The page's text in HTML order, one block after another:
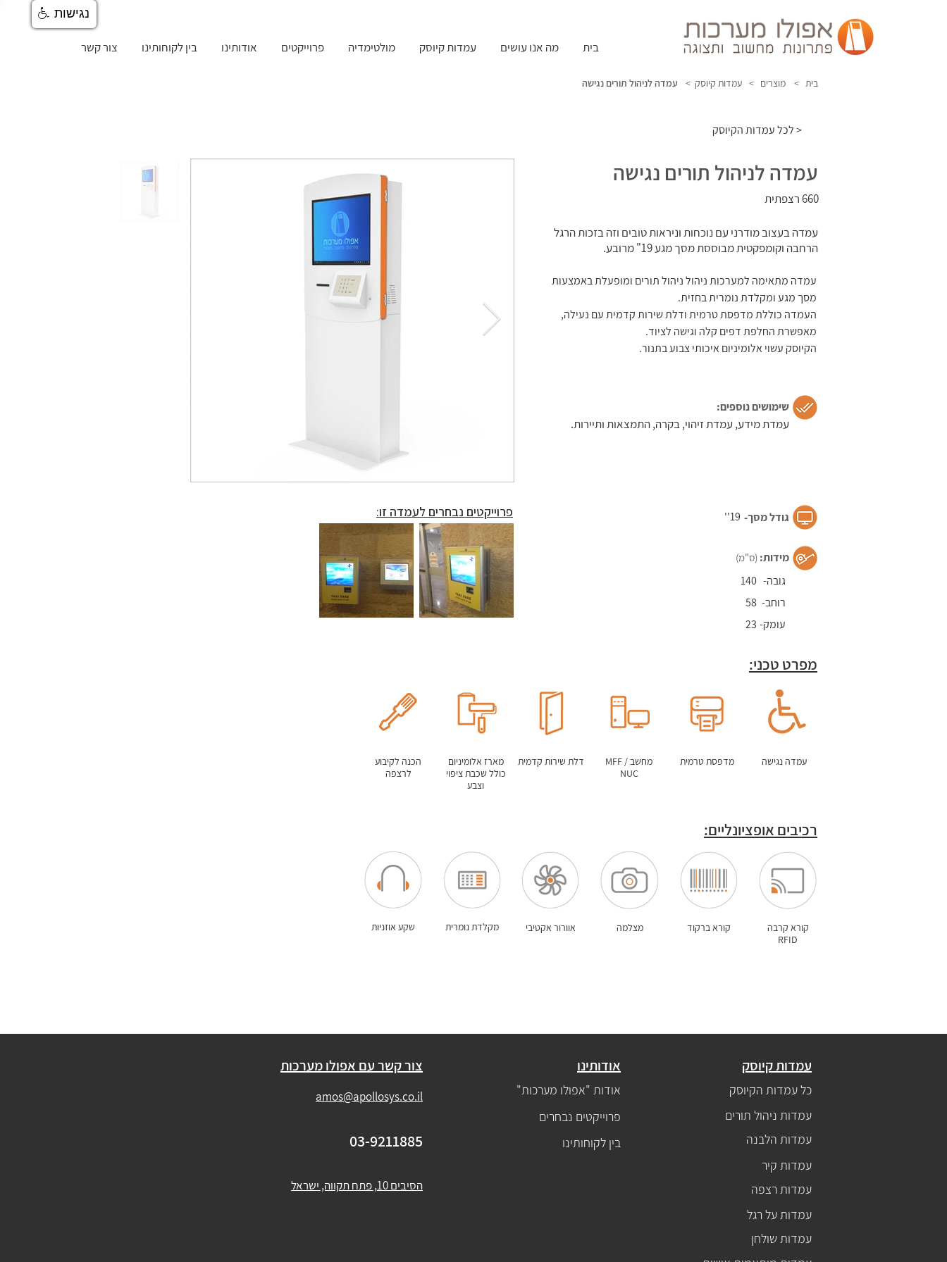
בית מה אנו עושים עמדות קיוסק מולטימדיה פרוייקטים אודותינו בין לקוחותינו צור קשר
עמדה לניהול תורים נגישה עמדות קיוסק > מוצרים > בית >
לכל עמדות הקיוסק >
עמדה לניהול תורים נגישה
עמדה לניהול תורים נגישה
עמדה לניהול תורים נגישה
עמדה לניהול תורים נגישה
עמדה לניהול תורים נגישה
עמדה לניהול תורים נגישה
עמדה לניהול תורים נגישה
660 רצפתית
עמדה בעצוב מודרני עם נוכחות וניראות טובים וזה בזכות הרגל
הרחבה וקומפקטית מבוססת מסך מגע 19" מרובע.
עמדה מתאימה למערכות ניהול ניהול תורים ומופעלת באמצעות
מסך מגע ומקלדת נומרית בחזית.
העמדה כוללת מדפסת טרמית ודלת שירות קדמית עם נעילה,
מאפשרת החלפת דפים קלה וגישה לציוד.
הקיוסק עשוי אלומיניום איכותי צבוע בתנור.
שימושים נוספים:
עמדת מידע, עמדת זיהוי, בקרה, התמצאות ותיירות.
פרוייקטים נבחרים לעמדה זו: 19'' גודל מסך-​
מידות: (ס"מ)
140 גובה-
58 רוחב-
23 עומק-
מפרט טכני:
מארז אלומיניום
כולל שכבת ציפוי
וצבע
הכנה לקיבוע
לרצפה
עמדה נגישה מדפסת טרמית
מחשב MFF /
NUC
דלת שירות קדמית
רכיבים אופציונליים:
מקלדת נומרית שקע אוזניות
קורא קרבה
RFID
קורא ברקוד מצלמה אוורור אקטיבי
צור קשר עם אפולו מערכות
amos@apollosys.co.il
03-9211885
אודותינו
אודות "אפולו מערכות"
פרוייקטים נבחרים
בין לקוחותינו
הסיבים 10, פתח תקווה, ישראל
עמדות קיוסק
כל עמדות הקיוסק
עמדות ניהול תורים
עמדות הלבנה
עמדות קיר
עמדות רצפה
עמדות על רגל
עמדות שולחן
נגישות